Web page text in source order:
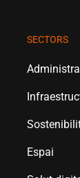
SECTORS
Espai